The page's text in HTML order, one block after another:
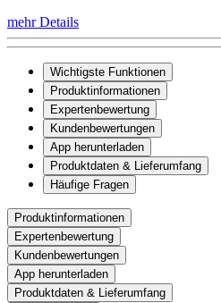
mehr Details
Wichtigste Funktionen
Produktinformationen
Expertenbewertung
Kundenbewertungen
App herunterladen
Produktdaten & Lieferumfang
Häufige Fragen
Produktinformationen
Expertenbewertung
Kundenbewertungen
App herunterladen
Produktdaten & Lieferumfang